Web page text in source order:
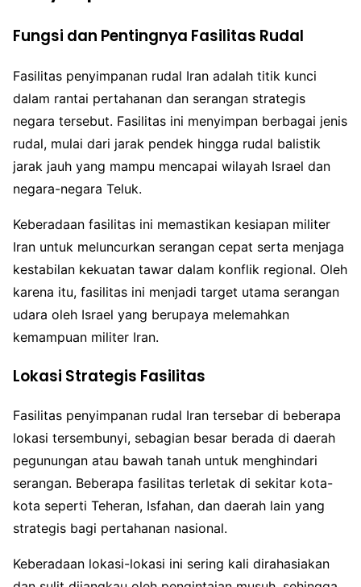
Fungsi dan Pentingnya Fasilitas Rudal
Fasilitas penyimpanan rudal Iran adalah titik kunci
dalam rantai pertahanan dan serangan strategis
negara tersebut. Fasilitas ini menyimpan berbagai jenis
rudal, mulai dari jarak pendek hingga rudal balistik
jarak jauh yang mampu mencapai wilayah Israel dan
negara-negara Teluk.
Keberadaan fasilitas ini memastikan kesiapan militer
Iran untuk meluncurkan serangan cepat serta menjaga
kestabilan kekuatan tawar dalam konflik regional. Oleh
karena itu, fasilitas ini menjadi target utama serangan
udara oleh Israel yang berupaya melemahkan
kemampuan militer Iran.
Lokasi Strategis Fasilitas
Fasilitas penyimpanan rudal Iran tersebar di beberapa
lokasi tersembunyi, sebagian besar berada di daerah
pegunungan atau bawah tanah untuk menghindari
serangan. Beberapa fasilitas terletak di sekitar kota-
kota seperti Teheran, Isfahan, dan daerah lain yang
strategis bagi pertahanan nasional.
Keberadaan lokasi-lokasi ini sering kali dirahasiakan